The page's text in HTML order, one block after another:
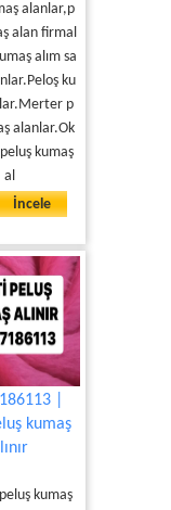
alanlar,p
alan firmal
alım sa
ku
p
alanlar.Ok
kumaş
al
İncele
|
kumaş
kumaş